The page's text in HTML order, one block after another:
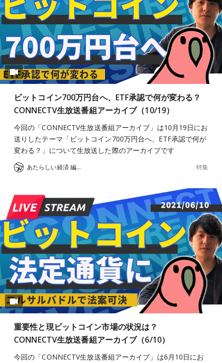
ビットコイン700万円台へ、ETF承認で何が変わる？
CONNECTV生放送番組アーカイブ（10/19）
今回の「CONNECTV生放送番組アーカイブ」は10月19日にお
送りしたテーマ「ビットコイン700万円台へ、ETF承認で何が
変わる？」について生放送した際のアーカイブです
あたらしい経済 編集部 特集
重要性と現ビットコイン市場の状況は？
CONNECTV生放送番組アーカイブ（6/10）
今回の「CONNECTV生放送番組アーカイブ」は6月10日にお